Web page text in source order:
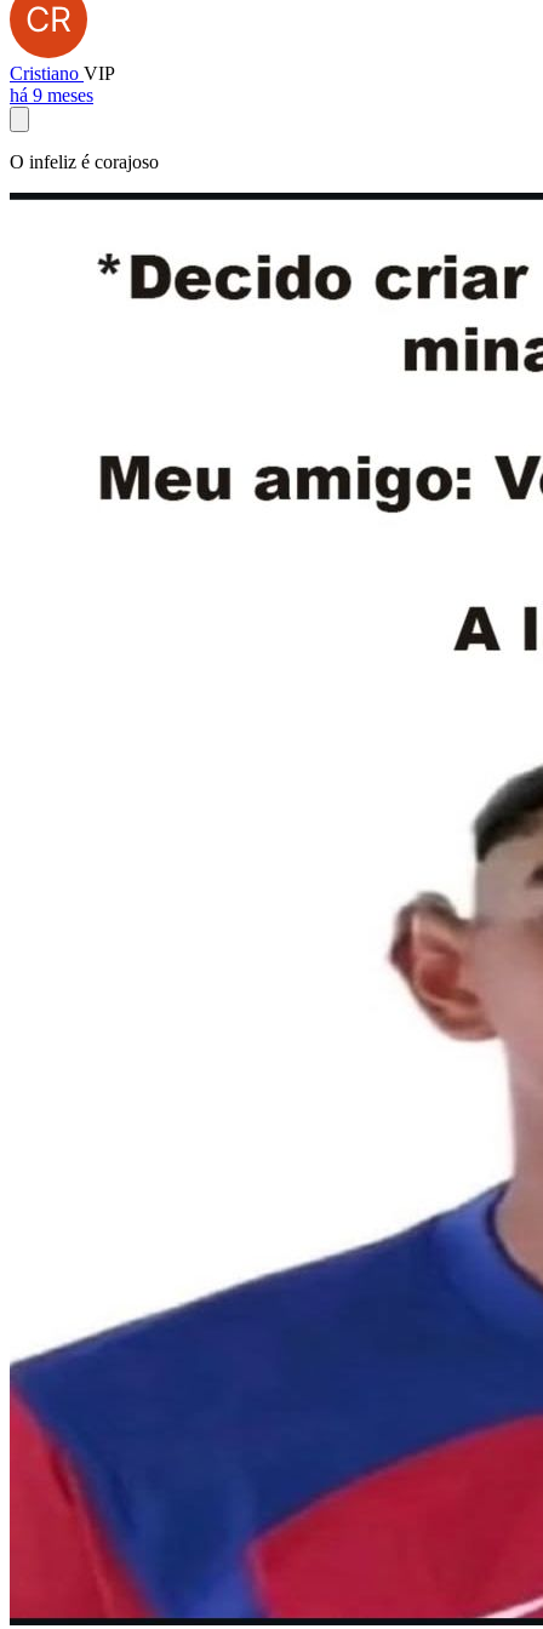
Cristiano VIP
há 9 meses
O infeliz é corajoso